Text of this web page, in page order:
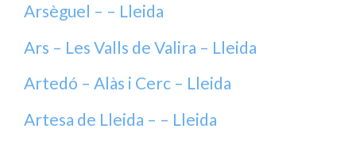
Arsèguel – – Lleida
Ars – Les Valls de Valira – Lleida
Artedó – Alàs i Cerc – Lleida
Artesa de Lleida – – Lleida